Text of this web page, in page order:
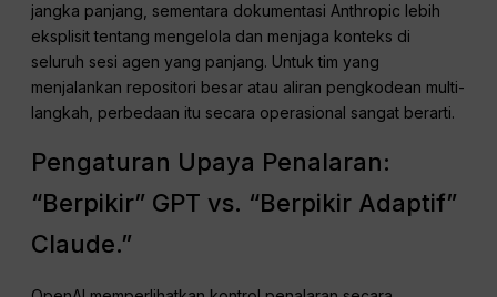
jangka panjang, sementara dokumentasi Anthropic lebih
eksplisit tentang mengelola dan menjaga konteks di
seluruh sesi agen yang panjang. Untuk tim yang
menjalankan repositori besar atau aliran pengkodean multi-
langkah, perbedaan itu secara operasional sangat berarti.
Pengaturan Upaya Penalaran:
“Berpikir” GPT vs. “Berpikir Adaptif”
Claude.”